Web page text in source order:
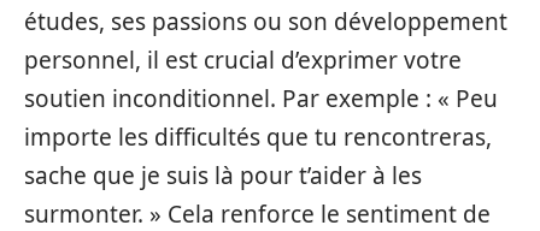
études, ses passions ou son développement
personnel, il est crucial d’exprimer votre
soutien inconditionnel. Par exemple : « Peu
importe les difficultés que tu rencontreras,
sache que je suis là pour t’aider à les
surmonter. » Cela renforce le sentiment de